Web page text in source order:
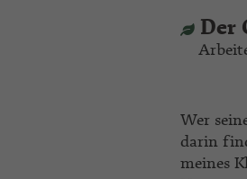
Der
Wer
darin
meines